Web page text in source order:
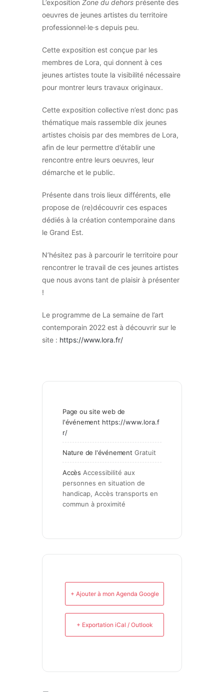
L’exposition Zone du dehors présente des
oeuvres de jeunes artistes du territoire
professionnel·le·s depuis peu.
Cette exposition est conçue par les
membres de Lora, qui donnent à ces
jeunes artistes toute la visibilité nécessaire
pour montrer leurs travaux originaux.
Cette exposition collective n’est donc pas
thématique mais rassemble dix jeunes
artistes choisis par des membres de Lora,
afin de leur permettre d’établir une
rencontre entre leurs oeuvres, leur
démarche et le public.
Présente dans trois lieux différents, elle
propose de (re)découvrir ces espaces
dédiés à la création contemporaine dans
le Grand Est.
N’hésitez pas à parcourir le territoire pour
rencontrer le travail de ces jeunes artistes
que nous avons tant de plaisir à présenter
!
Le programme de La semaine de l’art
contemporain 2022 est à découvrir sur le
site : https://www.lora.fr/
Page ou site web de
l'événement https://www.lora.f
r/
Nature de l'événement Gratuit
Accès Accessibilité aux
personnes en situation de
handicap, Accès transports en
commun à proximité
+ Ajouter à mon Agenda Google
+ Exportation iCal / Outlook